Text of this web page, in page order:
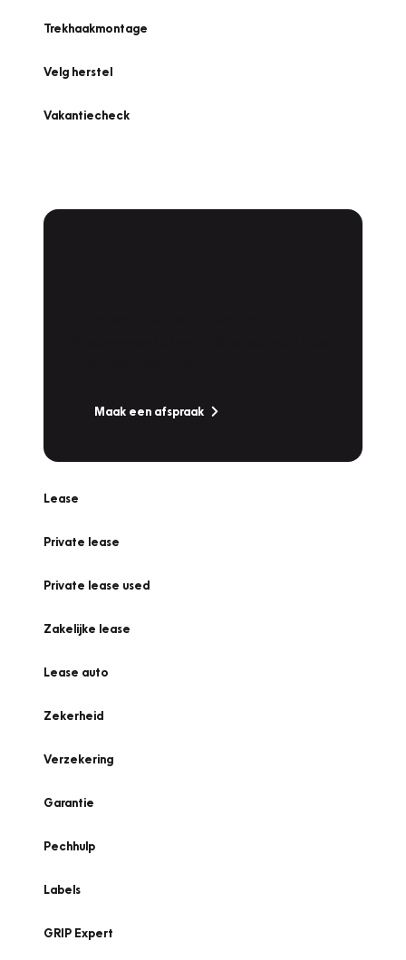
Trekhaakmontage
Velg herstel
Vakantiecheck
Maak een afspraak
Lease
Private lease
Private lease used
Zakelijke lease
Lease auto
Zekerheid
Verzekering
Garantie
Pechhulp
Labels
GRIP Expert